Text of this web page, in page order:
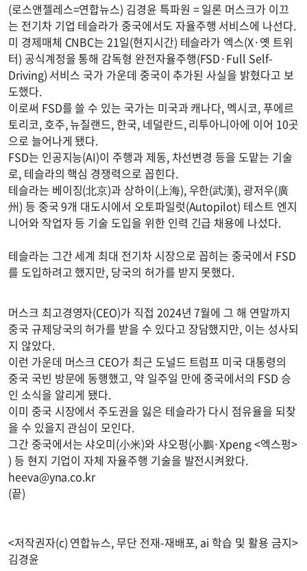
(로스앤젤레스=연합뉴스) 김경윤 특파원 = 일론 머스크가 이끄
는 전기차 기업 테슬라가 중국에서도 자율주행 서비스에 나선다.
미 경제매체 CNBC는 21일(현지시간) 테슬라가 엑스(X·옛 트위
터) 공식계정을 통해 감독형 완전자율주행(FSD·Full Self-
Driving) 서비스 국가 가운데 중국이 추가된 사실을 밝혔다고 보
도했다.
이로써 FSD를 쓸 수 있는 국가는 미국과 캐나다, 멕시코, 푸에르
토리코, 호주, 뉴질랜드, 한국, 네덜란드, 리투아니아에 이어 10곳
으로 늘어나게 됐다.
FSD는 인공지능(AI)이 주행과 제동, 차선변경 등을 도맡는 기술
로, 테슬라의 핵심 경쟁력으로 꼽힌다.
테슬라는 베이징(北京)과 상하이(上海), 우한(武漢), 광저우(廣
州) 등 중국 9개 대도시에서 오토파일럿(Autopilot) 테스트 엔지
니어와 작업자 등 기술 도입을 위한 인력 긴급 채용에 나섰다.
테슬라는 그간 세계 최대 전기차 시장으로 꼽히는 중국에서 FSD
를 도입하려고 했지만, 당국의 허가를 받지 못했다.
머스크 최고경영자(CEO)가 직접 2024년 7월에 그 해 연말까지
중국 규제당국의 허가를 받을 수 있다고 장담했지만, 이는 성사되
지 않았다.
이런 가운데 머스크 CEO가 최근 도널드 트럼프 미국 대통령의
중국 국빈 방문에 동행했고, 약 일주일 만에 중국에서의 FSD 승
인 소식을 알리게 됐다.
이미 중국 시장에서 주도권을 잃은 테슬라가 다시 점유율을 되찾
을 수 있을지 관심이 모인다.
그간 중국에서는 샤오미(小米)와 샤오펑(小鵬·Xpeng <엑스펑>
) 등 현지 기업이 자체 자율주행 기술을 발전시켜왔다.
heeva@yna.co.kr
(끝)
<저작권자(c) 연합뉴스, 무단 전재-재배포, ai 학습 및 활용 금지>
김경윤